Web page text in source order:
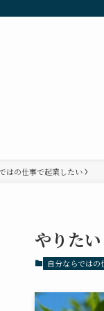
はの仕事で起業したい
やりた
自分ならではの